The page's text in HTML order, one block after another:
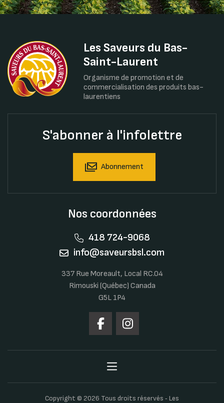
Les Saveurs du Bas-
Saint-Laurent
Organisme de promotion et de
commercialisation des produits bas-
laurentiens
S'abonner à l'infolettre
Abonnement
Nos coordonnées
418 724-9068
info@saveursbsl.com
337 Rue Moreault, Local RC.04
Rimouski (Québec) Canada
G5L 1P4
Copyright © 2026 Tous droits réservés ‐ Les